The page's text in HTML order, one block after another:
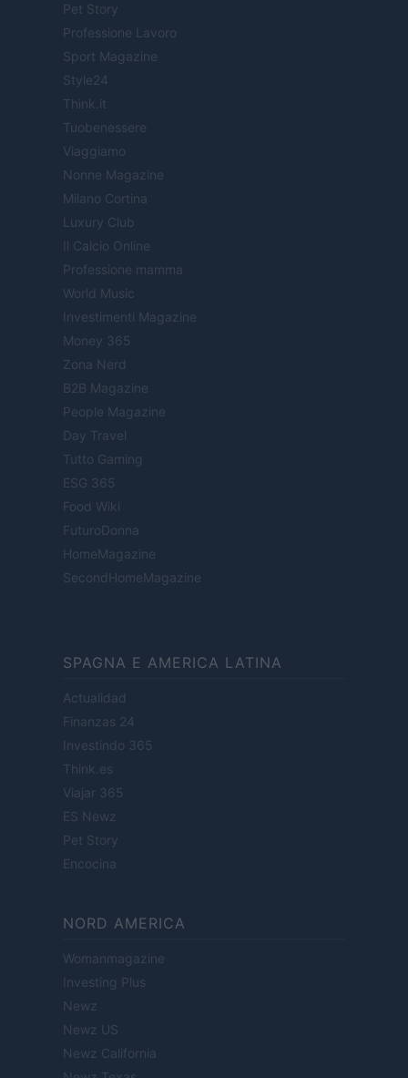
Pet Story
Professione Lavoro
Sport Magazine
Style24
Think.it
Tuobenessere
Viaggiamo
Nonne Magazine
Milano Cortina
Luxury Club
Il Calcio Online
Professione mamma
World Music
Investimenti Magazine
Money 365
Zona Nerd
B2B Magazine
People Magazine
Day Travel
Tutto Gaming
ESG 365
Food Wiki
FuturoDonna
HomeMagazine
SecondHomeMagazine
SPAGNA E AMERICA LATINA
Actualidad
Finanzas 24
Investindo 365
Think.es
Viajar 365
ES Newz
Pet Story
Encocina
NORD AMERICA
Womanmagazine
Investing Plus
Newz
Newz US
Newz California